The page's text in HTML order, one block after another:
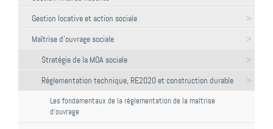
Gestion locative et action sociale
Maîtrise d'ouvrage sociale
Stratégie de la MOA sociale
Réglementation technique, RE2020 et construction durable
Les fondamentaux de la réglementation de la maîtrise
d'ouvrage